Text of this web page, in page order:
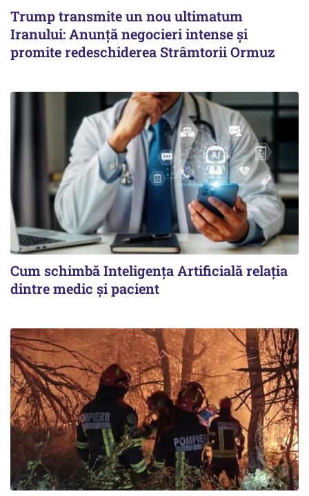
Trump transmite un nou ultimatum
Iranului: Anunță negocieri intense și
promite redeschiderea Strâmtorii Ormuz
Cum schimbă Inteligența Artificială relația
dintre medic și pacient